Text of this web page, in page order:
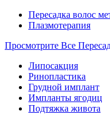
Пересадка волос
Плазмотерапия
Просмотрите Все
Липосакция
Ринопластика
Грудной имплант
Импланты ягодиц
Подтяжка живота